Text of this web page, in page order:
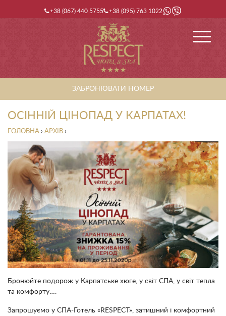
+38 (067) 440 5755 +38 (095) 763 1022
ЗАБРОНЮВАТИ НОМЕР
ОСІННІЙ ЦІНОПАД У КАРПАТАХ!
ГОЛОВНА › АРХІВ ›
Бронюйте подорож у Карпатське хюге, у світ СПА, у світ тепла
та комфорту….
Запрошуємо у СПА-Готель «RESPECT», затишний і комфортний